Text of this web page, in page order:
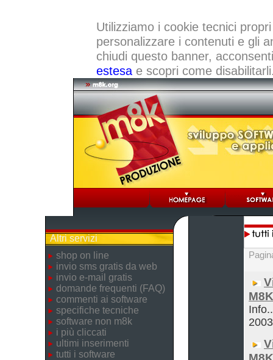
Utilizziamo i cookie tecnici
personalizzare i contenuti e gli
chiudi questo banner,
estesae scopri come
Altri servizi
shop on line
invio sms gratis da web
invio e-mail gratis
domande frequenti (FAQ)
commenti ai software
specifiche tecniche
software non m8k
i più cliccati
ultimi inserimenti
tutti i software
2003